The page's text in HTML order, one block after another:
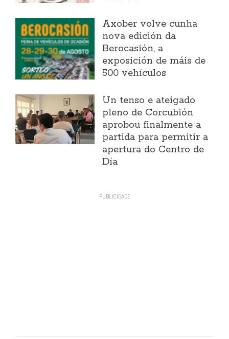
Axober volve cunha
nova edición da
Berocasión, a
exposición de máis de
500 vehículos
Un tenso e ateigado
pleno de Corcubión
aprobou finalmente a
partida para permitir a
apertura do Centro de
Día